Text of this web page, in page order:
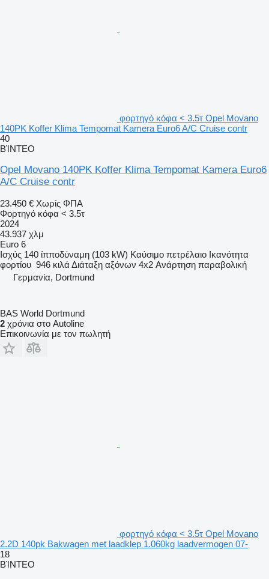
φορτηγό κόφα < 3.5τ Opel Movano
140PK Koffer Klima Tempomat Kamera Euro6 A/C Cruise contr
40
ΒΊΝΤΕΟ
Opel Movano 140PK Koffer Klima Tempomat Kamera Euro6
A/C Cruise contr
23.450 € Χωρίς ΦΠΑ
Φορτηγό κόφα < 3.5τ
2024
43.937 χλμ
Euro 6
Ισχύς 140 ίπποδύναμη (103 kW) Καύσιμο πετρέλαιο Ικανότητα
φορτίου 946 κιλά Διάταξη αξόνων 4x2 Ανάρτηση παραβολική
Γερμανία, Dortmund
BAS World Dortmund
2 χρόνια στο Autoline
Επικοινωνία με τον πωλητή
φορτηγό κόφα < 3.5τ Opel Movano
2.2D 140pk Bakwagen met laadklep 1.060kg laadvermogen 07-
18
ΒΊΝΤΕΟ